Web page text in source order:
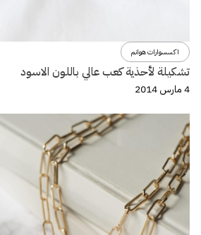
اكسسوارات هوانم
تشكيلة لأحذية كعب عالي باللون الاسود
4 مارس 2014